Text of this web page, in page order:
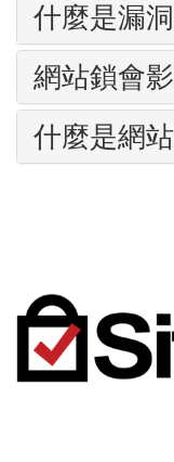
什麼是漏
網站鎖會
什麼是網